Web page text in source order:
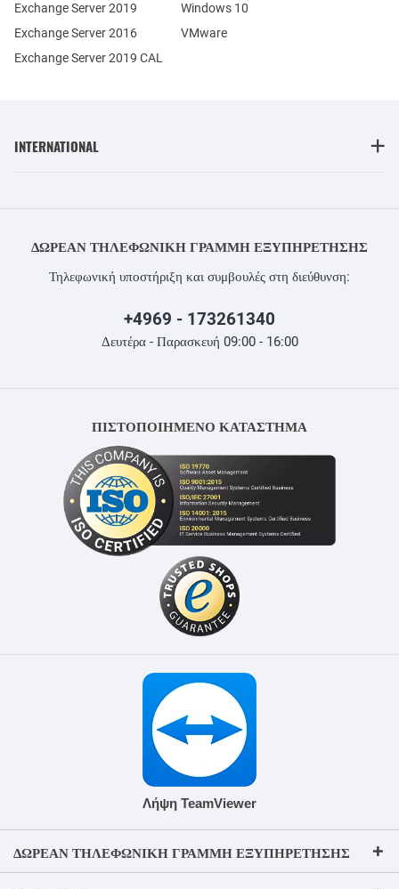
Exchange Server 2019
Exchange Server 2016
Exchange Server 2019 CAL
Windows 10
VMware
INTERNATIONAL
ΔΩΡΕΆΝ ΤΗΛΕΦΩΝΙΚΉ ΓΡΑΜΜΉ ΕΞΥΠΗΡΈΤΗΣΗΣ
Τηλεφωνική υποστήριξη και συμβουλές στη διεύθυνση:
+4969 - 173261340
Δευτέρα - Παρασκευή 09:00 - 16:00
ΠΙΣΤΟΠΟΙΗΜΕΝΟ ΚΑΤΑΣΤΗΜΑ
Λήψη TeamViewer
ΔΩΡΕΆΝ ΤΗΛΕΦΩΝΙΚΉ ΓΡΑΜΜΉ ΕΞΥΠΗΡΈΤΗΣΗΣ